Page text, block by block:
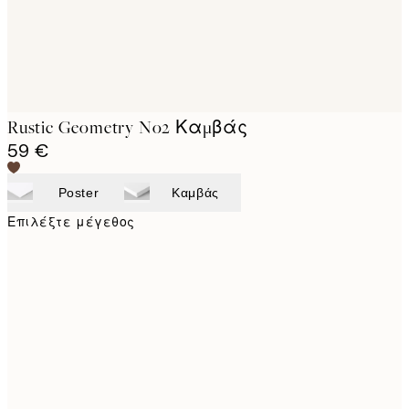
Rustic Geometry No2 Καμβάς
59 €
Poster Καμβάς
Επιλέξτε μέγεθος